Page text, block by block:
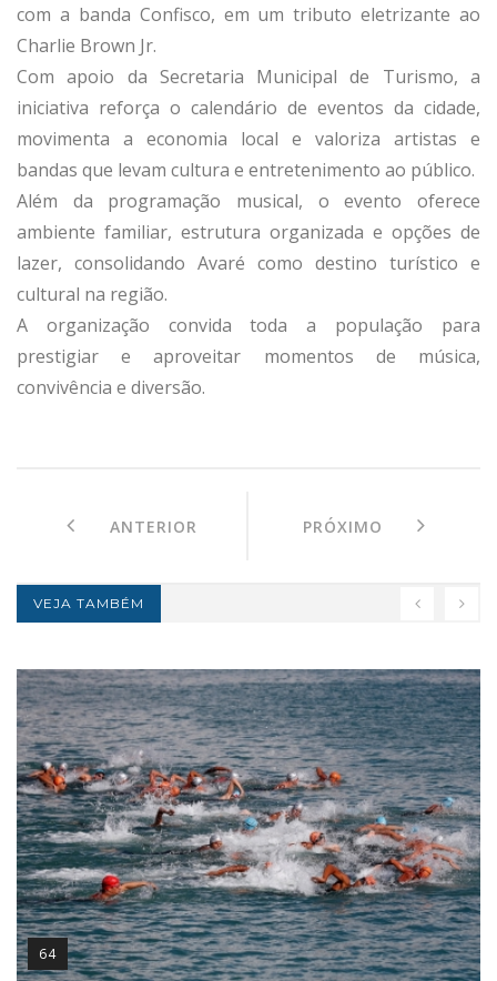
com a banda Confisco, em um tributo eletrizante ao
Charlie Brown Jr.
Com apoio da Secretaria Municipal de Turismo, a
iniciativa reforça o calendário de eventos da cidade,
movimenta a economia local e valoriza artistas e
bandas que levam cultura e entretenimento ao público.
Além da programação musical, o evento oferece
ambiente familiar, estrutura organizada e opções de
lazer, consolidando Avaré como destino turístico e
cultural na região.
A organização convida toda a população para
prestigiar e aproveitar momentos de música,
convivência e diversão.
ANTERIOR PRÓXIMO
VEJA TAMBÉM
64